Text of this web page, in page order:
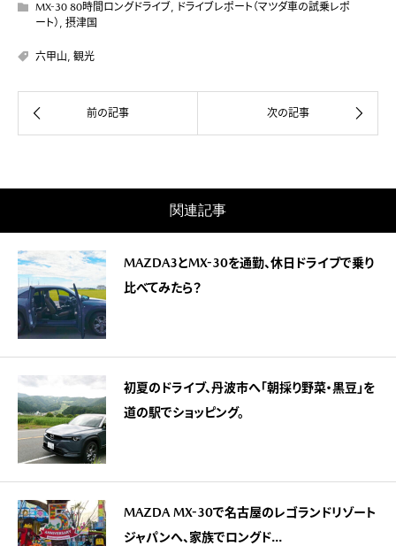
MX-30 80時間ロングドライブ , ドライブレポート（マツダ車の試乗レポ
ート） , 摂津国
六甲山, 観光
関連記事
MAZDA3とMX-30を通勤、休日ドライブで乗り
比べてみたら？
初夏のドライブ、丹波市へ「朝採り野菜・黒豆」を
道の駅でショッピング。
MAZDA MX-30で名古屋のレゴランドリゾート
ジャパンへ、家族でロングド...